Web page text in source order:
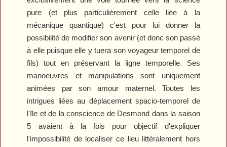
pure (et plus particulièrement celle liée à la
mécanique quantique) c'est pour lui donner la
possibilité de modifier son avenir (et donc son passé
à elle puisque elle y tuera son voyageur temporel de
fils) tout en préservant la ligne temporelle. Ses
manoeuvres et manipulations sont uniquement
animées par son amour maternel. Toutes les
intrigues liées au déplacement spacio-temporel de
l'île et de la conscience de Desmond dans la saison
5 avaient à la fois pour objectif d'expliquer
l'impossibilité de localiser ce lieu littéralement hors